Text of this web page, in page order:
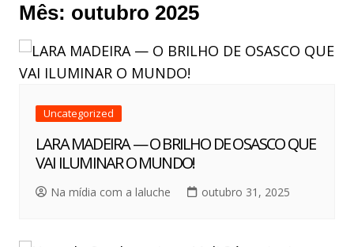
Mês: outubro 2025
Uncategorized
LARA MADEIRA — O BRILHO DE OSASCO QUE
VAI ILUMINAR O MUNDO!
Na mídia com a laluche outubro 31, 2025